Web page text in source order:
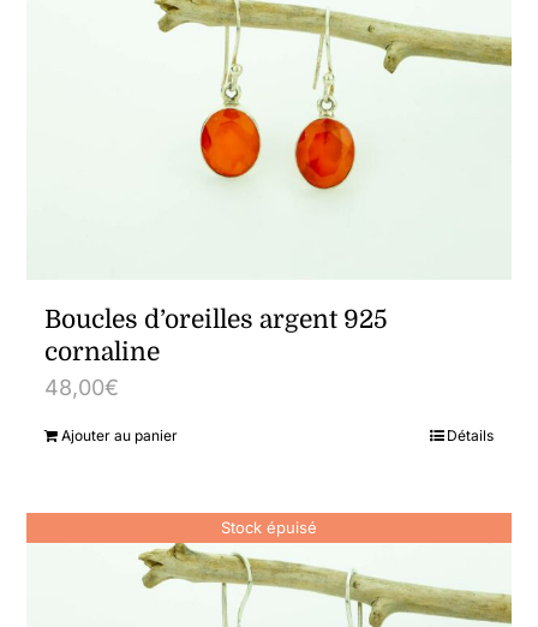
Boucles d’oreilles argent 925
cornaline
48,00€
Ajouter au panier Détails
Stock épuisé